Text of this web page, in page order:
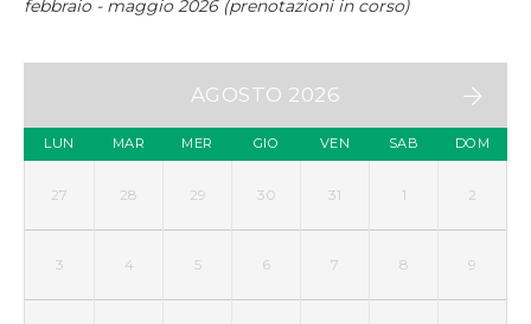
febbraio - maggio 2026 (prenotazioni in corso)
AGOSTO 2026
LUN MAR MER GIO VEN SAB DOM
27 28 29 30 31 1 2
3 4 5 6 7 8 9